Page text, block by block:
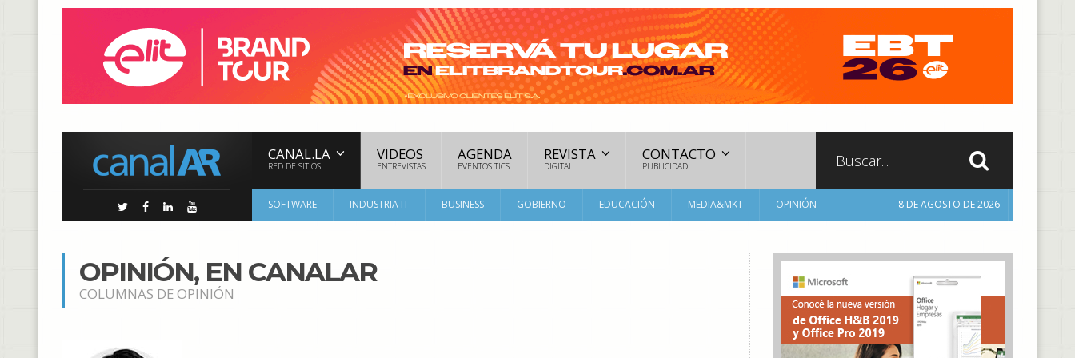
CANAL.LA
RED DE SITIOS
VIDEOS
ENTREVISTAS
AGENDA
EVENTOS TICS
REVISTA
DIGITAL
CONTACTO
PUBLICIDAD
SOFTWARE INDUSTRIA IT BUSINESS GOBIERNO EDUCACIÓN MEDIA&MKT OPINIÓN 8 DE AGOSTO DE 2026
OPINIÓN, EN CANALAR
COLUMNAS DE OPINIÓN